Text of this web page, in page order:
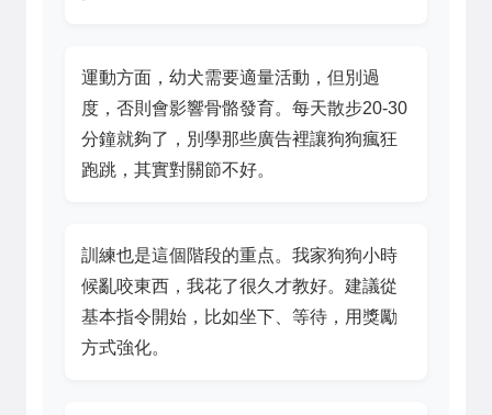
運動方面，幼犬需要適量活動，但別過
度，否則會影響骨骼發育。每天散步20-30
分鐘就夠了，別學那些廣告裡讓狗狗瘋狂
跑跳，其實對關節不好。
訓練也是這個階段的重点。我家狗狗小時
候亂咬東西，我花了很久才教好。建議從
基本指令開始，比如坐下、等待，用獎勵
方式強化。